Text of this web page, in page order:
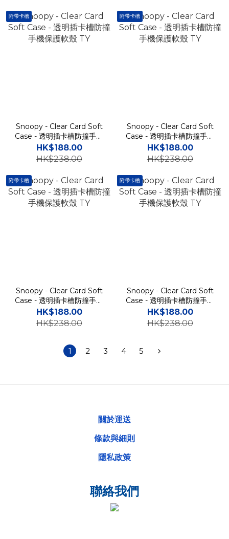
附帶卡槽
Snoopy - Clear Card Soft
Case - 透明插卡槽防撞手機
保護軟殼 TY
HK$188.00
HK$238.00
附帶卡槽
Snoopy - Clear Card Soft
Case - 透明插卡槽防撞手機
保護軟殼 TY
HK$188.00
HK$238.00
附帶卡槽
Snoopy - Clear Card Soft
Case - 透明插卡槽防撞手機
保護軟殼 TY
HK$188.00
HK$238.00
附帶卡槽
Snoopy - Clear Card Soft
Case - 透明插卡槽防撞手機
保護軟殼 TY
HK$188.00
HK$238.00
1 2 3 4 5
關於運送
條款與細則
隱私政策
聯絡我們